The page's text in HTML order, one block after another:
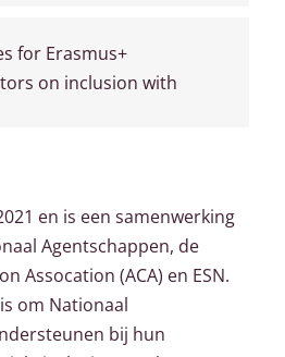
for Erasmus+
on inclusion with
en is een samenwerking
Agentschappen, de
Assocation (ACA) en ESN.
om Nationaal
bij hun